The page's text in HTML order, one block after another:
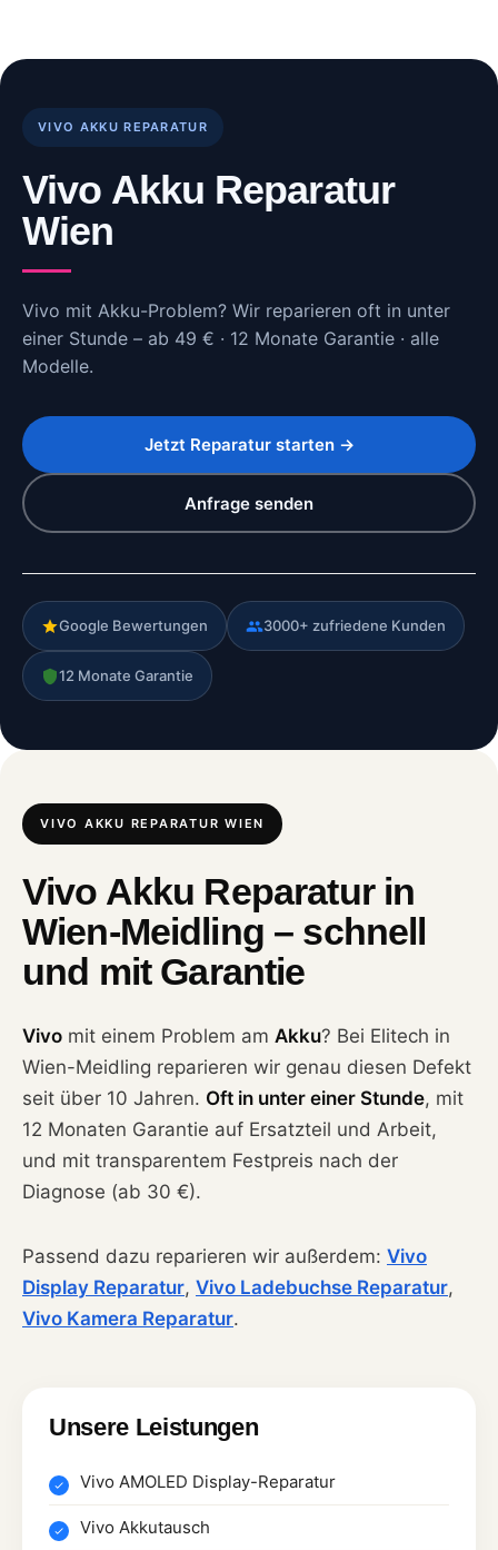
content
VIVO AKKU REPARATUR
Vivo Akku Reparatur
Wien
Vivo mit Akku-Problem? Wir reparieren oft in unter
einer Stunde – ab 49 € · 12 Monate Garantie · alle
Modelle.
Jetzt Reparatur starten →
Anfrage senden
Google Bewertungen 3000+ zufriedene Kunden
12 Monate Garantie
VIVO AKKU REPARATUR WIEN
Vivo Akku Reparatur in
Wien-Meidling – schnell
und mit Garantie
Vivo mit einem Problem am Akku? Bei Elitech in
Wien-Meidling reparieren wir genau diesen Defekt
seit über 10 Jahren. Oft in unter einer Stunde, mit
12 Monaten Garantie auf Ersatzteil und Arbeit,
und mit transparentem Festpreis nach der
Diagnose (ab 30 €).
Passend dazu reparieren wir außerdem: Vivo
Display Reparatur, Vivo Ladebuchse Reparatur,
Vivo Kamera Reparatur.
Unsere Leistungen
Vivo AMOLED Display-Reparatur
Vivo Akkutausch